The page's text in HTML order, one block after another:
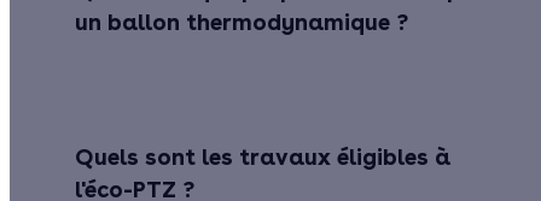
un ballon thermodynamique ?
Quels sont les travaux éligibles à
l'éco-PTZ ?